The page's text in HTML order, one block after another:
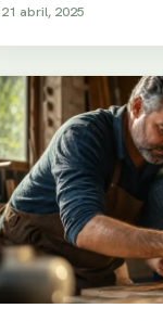
21 abril, 2025